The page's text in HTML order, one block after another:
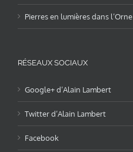
Pierres en lumières dans l’Orne
RÉSEAUX SOCIAUX
Google+ d’Alain Lambert
Twitter d’Alain Lambert
Facebook